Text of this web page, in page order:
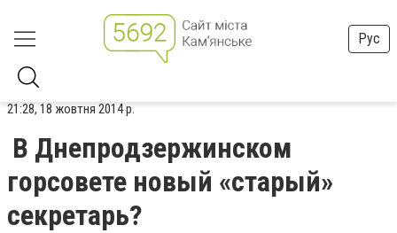
Рус
21:28, 18 жовтня 2014 р.
В Днепродзержинском
горсовете новый «старый»
секретарь?